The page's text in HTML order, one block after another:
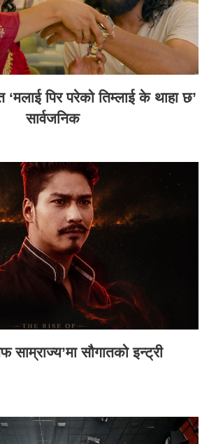
‘मलाई पिर परेको तिम्लाई के थाहा छ’
सार्वजनिक
साम्राज्य’मा सौगातको इन्ट्री